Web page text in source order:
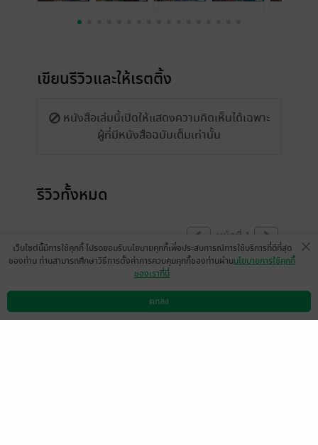
เขียนรีวิวและให้เรตติ้ง
หนังสือเล่มนี้เปิดให้แสดงความคิดเห็นได้เฉพาะ
ผู้ที่มีหนังสือฉบับเต็มเท่านั้น
รีวิวทั้งหมด
หน้าที่ 1
ขณะนี้แสดงความคิดเห็นได้เฉพาะผู้ที่มีหนังสือ
ฉบับเต็มเท่านั้น
ดาวน์โหลดแอป วิธีการใช้งาน ติดต่อเรา
เว็บไซต์นี้มีการใช้คุกกี้ โปรดยอมรับนโยบายคุกกี้เพื่อประสบการณ์การใช้บริการที่ดีที่สุด
ของท่าน ท่านสามารถศึกษาวิธีการตั้งค่าการควบคุมคุกกี้ของท่านผ่านนโยบายการใช้คุกกี้
ของเราที่นี่
ตกลง